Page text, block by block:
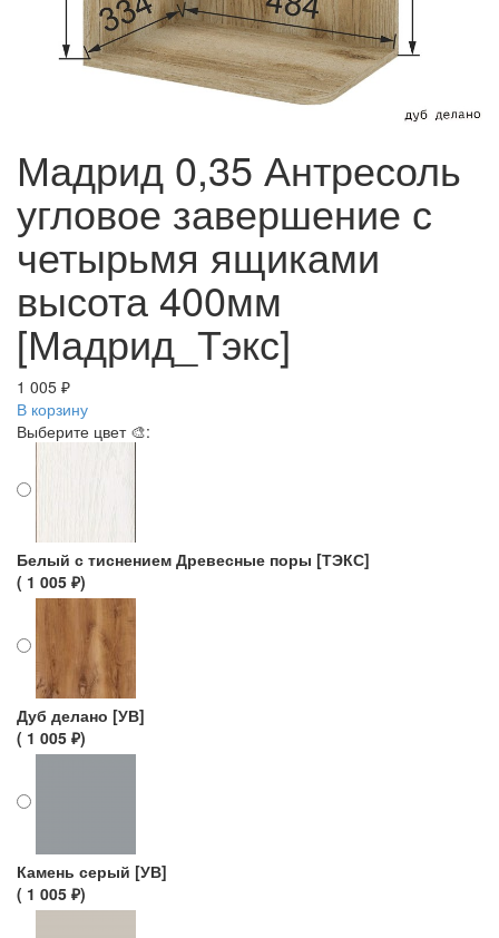
Мадрид 0,35 Антресоль
угловое завершение с
четырьмя ящиками
высота 400мм
[Мадрид_Тэкс]
1 005 ₽
В корзину
Выберите цвет 🎨:
Белый с тиснением Древесные поры [ТЭКС]
( 1 005 ₽)
Дуб делано [УВ]
( 1 005 ₽)
Камень серый [УВ]
( 1 005 ₽)